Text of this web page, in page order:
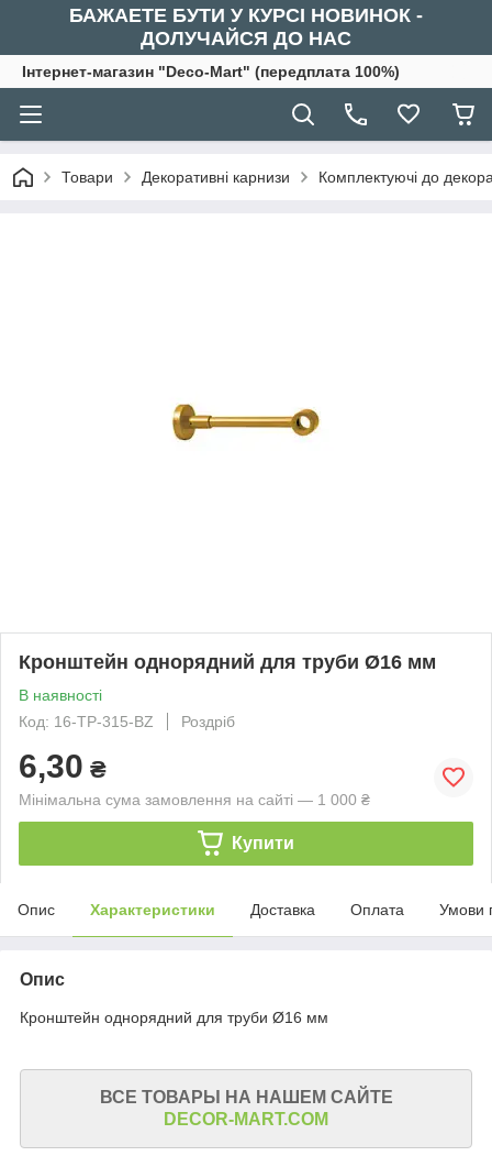
БАЖАЕТЕ БУТИ У КУРСІ НОВИНОК -
ДОЛУЧАЙСЯ ДО НАС
Інтернет-магазин "Deco-Mart" (передплата 100%)
Товари Декоративні карнизи Комплектуючі до
Кронштейн однорядний для труби Ø16 мм
В наявності
Код: 16-TP-315-BZ
Роздріб
6,30 ₴
Мінімальна сума замовлення на сайті — 1 000 ₴
Купити
Опис Характеристики Доставка Оплата Умови
Опис
Кронштейн однорядний для труби Ø16 мм
ВСЕ ТОВАРЫ НА НАШЕМ САЙТЕ
DECOR-MART.COM